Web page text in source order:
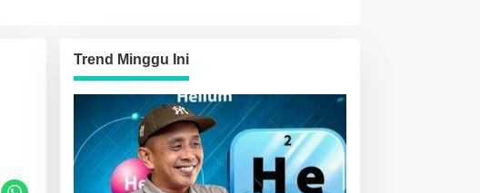
Trend Minggu Ini